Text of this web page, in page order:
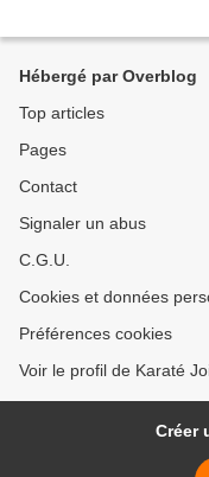
Hébergé par Overblog
Top articles
Pages
Contact
Signaler un abus
C.G.U.
Cookies et données
Préférences cookies
Voir le profil de Karaté
Créer